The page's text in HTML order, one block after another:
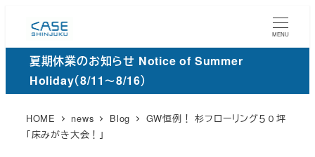
ン
MENU
夏期休業のお知らせ Notice of Summer
Holiday（8/11～8/16）
HOME news Blog
GW恒例！ 杉フローリング５０坪
「床みがき大会！」